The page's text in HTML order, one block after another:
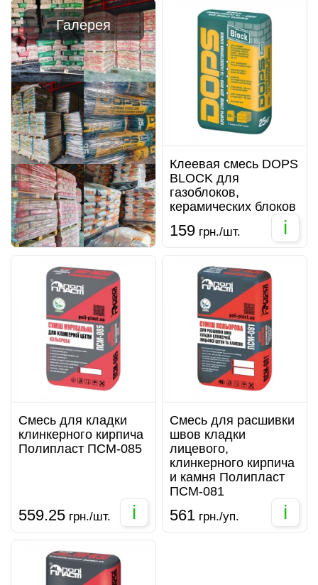
Галерея
Клеевая смесь DOPS
BLOCK для
газоблоков,
керамических блоков
159 грн./шт. i
Смесь для кладки
клинкерного кирпича
Полипласт ПСМ-085
559.25 грн./шт. i
Смесь для расшивки
швов кладки
лицевого,
клинкерного кирпича
и камня Полипласт
ПСМ-081
561 грн./уп. i